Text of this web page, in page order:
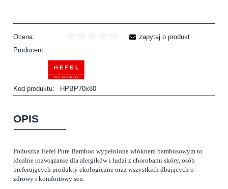
Ocena:
Producent:
Kod produktu: HPBP70x80
zapytaj o produkt
OPIS
Poduszka Hefel Pure Bamboo wypełniona włóknem bambusowym to
idealne rozwiązanie dla alergików i ludzi z chorobami skóry, osób
preferujących produkty ekologiczne oraz wszystkich dbających o
zdrowy i komfortowy sen.